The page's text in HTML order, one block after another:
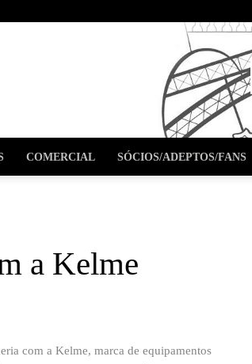
COMERCIAL SÓCIOS/ADEPTOS/FANS
a Kelme
com a Kelme, marca de equipamentos